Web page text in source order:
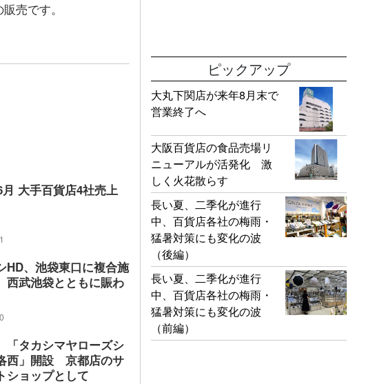
売です。
月 大手百貨店4社売上
HD、池袋東口に複合施
武池袋とともに賑わ
「タカシマヤローズシ
西」開設 京都店のサ
ショップとして
ピックアップ
大丸下関店が来年8月末で
営業終了へ
大阪百貨店の食品売場リ
ニューアルが活発化 激
しく火花散らす
長い夏、二季化が進行
中、百貨店各社の梅雨・
猛暑対策にも変化の波
（後編）
長い夏、二季化が進行
中、百貨店各社の梅雨・
猛暑対策にも変化の波
（前編）